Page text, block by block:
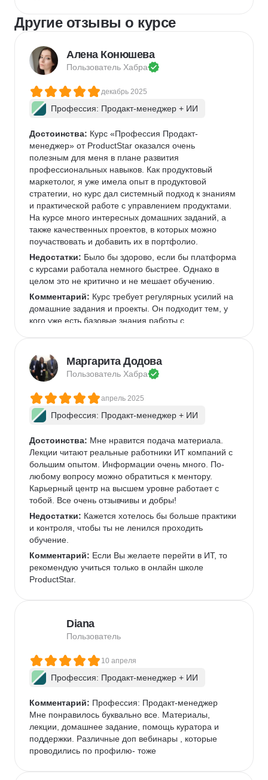
Другие отзывы о курсе
Алена Конюшева
Пользователь Хабра
декабрь 2025
Профессия: Продакт-менеджер + ИИ
Достоинства: Курс «Профессия Продакт-
менеджер» от ProductStar оказался очень
полезным для меня в плане развития
профессиональных навыков. Как продуктовый
маркетолог, я уже имела опыт в продуктовой
стратегии, но курс дал системный подход к знаниям
и практической работе с управлением продуктами.
На курсе много интересных домашних заданий, а
также качественных проектов, в которых можно
поучаствовать и добавить их в портфолио.
Недостатки: Было бы здорово, если бы платформа
с курсами работала немного быстрее. Однако в
целом это не критично и не мешает обучению.
Комментарий: Курс требует регулярных усилий на
домашние задания и проекты. Он подходит тем, у
кого уже есть базовые знания работы с
Маргарита Додова
Пользователь Хабра
апрель 2025
Профессия: Продакт-менеджер + ИИ
Достоинства: Мне нравится подача материала.
Лекции читают реальные работники ИТ компаний с
большим опытом. Информации очень много. По-
любому вопросу можно обратиться к ментору.
Карьерный центр на высшем уровне работает с
тобой. Все очень отзывчивы и добры!
Недостатки: Кажется хотелось бы больше практики
и контроля, чтобы ты не ленился проходить
обучение.
Комментарий: Если Вы желаете перейти в ИТ, то
рекомендую учиться только в онлайн школе
ProductStar.
Diana
Пользователь
10 апреля
Профессия: Продакт-менеджер + ИИ
Комментарий: Профессия: Продакт-менеджер
Мне понравилось буквально все. Материалы,
лекции, домашнее задание, помощь куратора и
поддержки. Различные доп вебинары , которые
проводились по профилю- тоже